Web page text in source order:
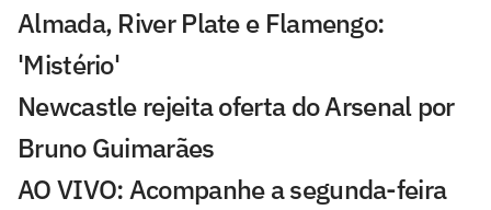
Almada, River Plate e Flamengo:
'Mistério'
Newcastle rejeita oferta do Arsenal por
Bruno Guimarães
AO VIVO: Acompanhe a segunda-feira